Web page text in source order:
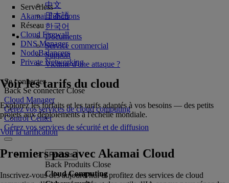
中文
日本語
한국어
Documents
Service commercial
Support
Victime d'une attaque ?
Se connecter
Back Se connecter Close
Cloud Manager
Gérez vos services de cloud computing
Control Center
Gérez vos services de sécurité et de diffusion
Produits
Back Produits Close
Cloud Computing
Serverless
Akamai Functions
Réseau
Cloud Firewall
DNS Manager
NodeBalancers
Private Networking
Voir les tarifs du cloud
Explorez les forfaits et les tarifs adaptés à vos besoins — des petits
projets aux déploiements à l'échelle mondiale.
Voir la tarification
Premiers pas avec Akamai Cloud
Inscrivez-vous dès aujourd’hui et profitez des services de cloud